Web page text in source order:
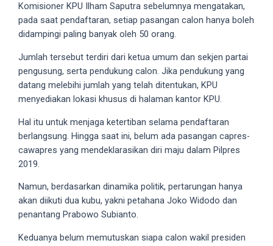
sections
choose
your
favorite
one:
porn
videos,
anal,
ass,
blonde,
brunette,
You
Komisioner KPU Ilham Saputra sebelumnya mengatakan,
pada saat pendaftaran, setiap pasangan calon hanya boleh
didampingi paling banyak oleh 50 orang.
Jumlah tersebut terdiri dari ketua umum dan sekjen partai
pengusung, serta pendukung calon. Jika pendukung yang
datang melebihi jumlah yang telah ditentukan, KPU
menyediakan lokasi khusus di halaman kantor KPU.
Hal itu untuk menjaga ketertiban selama pendaftaran
berlangsung. Hingga saat ini, belum ada pasangan capres-
cawapres yang mendeklarasikan diri maju dalam Pilpres
2019.
Namun, berdasarkan dinamika politik, pertarungan hanya
akan diikuti dua kubu, yakni petahana Joko Widodo dan
penantang Prabowo Subianto.
Keduanya belum memutuskan siapa calon wakil presiden